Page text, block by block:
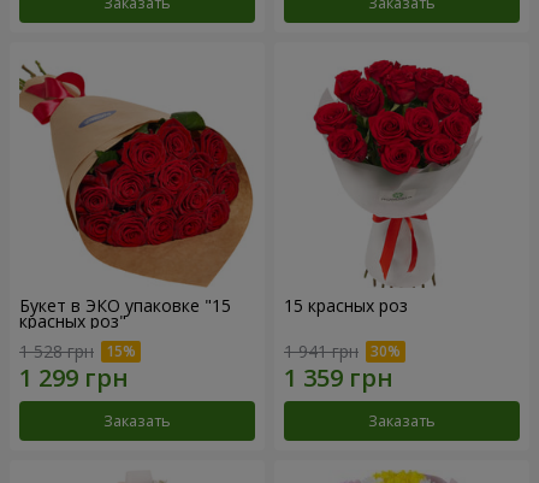
Букет в ЭКО упаковке "15
красных роз"
1 528 грн
Заказать
15 красных роз
1 941 грн
Заказать